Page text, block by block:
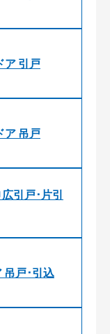
引戸
吊戸
引戸･片引
戸･引込